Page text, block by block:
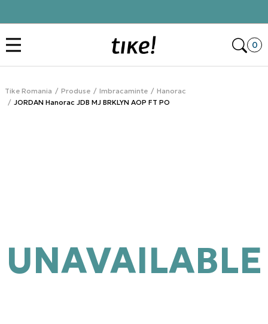
0
Tike Romania Produse Imbracaminte
Hanorac
JORDAN Hanorac JDB MJ BRKLYN AOP FT PO
UNAVAILABLE